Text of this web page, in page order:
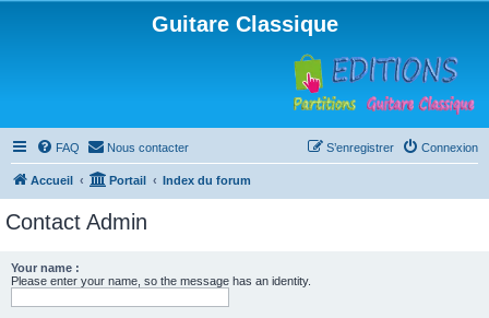
Guitare Classique
FAQ Nous contacter Connexion
S’enregistrer
Accueil Portail Index du forum
Contact Admin
Your name :
Please enter your name, so the message has an identity.